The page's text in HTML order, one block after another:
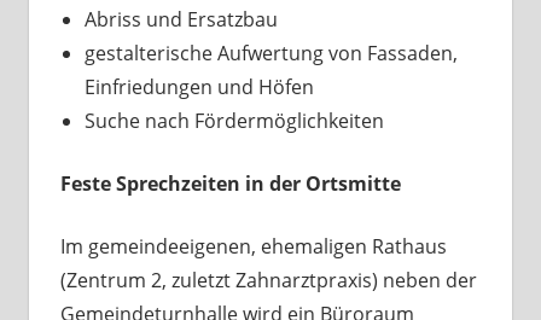
Abriss und Ersatzbau
gestalterische Aufwertung von Fassaden,
Einfriedungen und Höfen
Suche nach Fördermöglichkeiten
Feste Sprechzeiten in der Ortsmitte
Im gemeindeeigenen, ehemaligen Rathaus
(Zentrum 2, zuletzt Zahnarztpraxis) neben der
Gemeindeturnhalle wird ein Büroraum